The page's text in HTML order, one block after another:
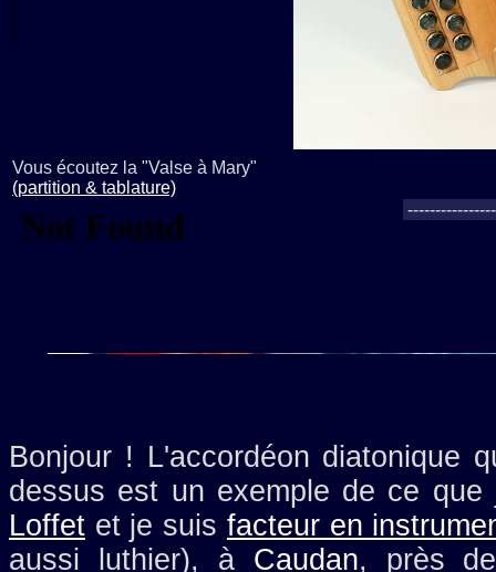
Vous écoutez la "Valse à Mary"
(partition & tablature)
Bonjour ! L'accordéon diatonique
dessus est un exemple de ce
Loffet et je suis facteur en
aussi luthier), à Caudan, près